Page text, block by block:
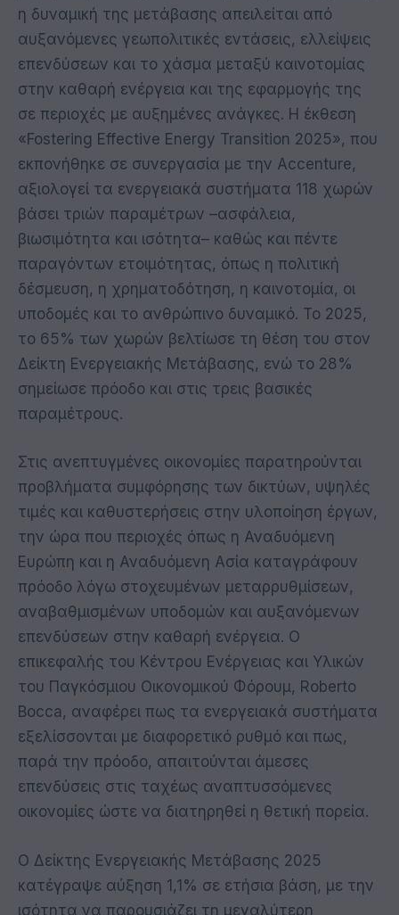
η δυναμική της μετάβασης απειλείται από
αυξανόμενες γεωπολιτικές εντάσεις, ελλείψεις
επενδύσεων και το χάσμα μεταξύ καινοτομίας
στην καθαρή ενέργεια και της εφαρμογής της
σε περιοχές με αυξημένες ανάγκες. Η έκθεση
«Fostering Effective Energy Transition 2025», που
εκπονήθηκε σε συνεργασία με την Accenture,
αξιολογεί τα ενεργειακά συστήματα 118 χωρών
βάσει τριών παραμέτρων –ασφάλεια,
βιωσιμότητα και ισότητα– καθώς και πέντε
παραγόντων ετοιμότητας, όπως η πολιτική
δέσμευση, η χρηματοδότηση, η καινοτομία, οι
υποδομές και το ανθρώπινο δυναμικό. Το 2025,
το 65% των χωρών βελτίωσε τη θέση του στον
Δείκτη Ενεργειακής Μετάβασης, ενώ το 28%
σημείωσε πρόοδο και στις τρεις βασικές
παραμέτρους.
Στις ανεπτυγμένες οικονομίες παρατηρούνται
προβλήματα συμφόρησης των δικτύων, υψηλές
τιμές και καθυστερήσεις στην υλοποίηση έργων,
την ώρα που περιοχές όπως η Αναδυόμενη
Ευρώπη και η Αναδυόμενη Ασία καταγράφουν
πρόοδο λόγω στοχευμένων μεταρρυθμίσεων,
αναβαθμισμένων υποδομών και αυξανόμενων
επενδύσεων στην καθαρή ενέργεια. Ο
επικεφαλής του Κέντρου Ενέργειας και Υλικών
του Παγκόσμιου Οικονομικού Φόρουμ, Roberto
Bocca, αναφέρει πως τα ενεργειακά συστήματα
εξελίσσονται με διαφορετικό ρυθμό και πως,
παρά την πρόοδο, απαιτούνται άμεσες
επενδύσεις στις ταχέως αναπτυσσόμενες
οικονομίες ώστε να διατηρηθεί η θετική πορεία.
Ο Δείκτης Ενεργειακής Μετάβασης 2025
κατέγραψε αύξηση 1,1% σε ετήσια βάση, με την
ισότητα να παρουσιάζει τη μεγαλύτερη